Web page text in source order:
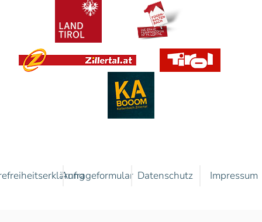
Anfrageformular Datenschutz Impressum